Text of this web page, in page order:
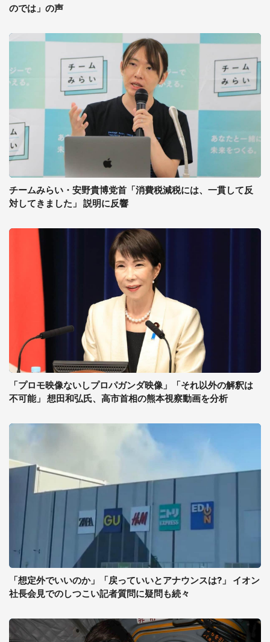
のでは」の声
チームみらい・安野貴博党首「消費税減税には、一貫して反
対してきました」 説明に反響
「プロモ映像ないしプロパガンダ映像」「それ以外の解釈は
不可能」 想田和弘氏、高市首相の熊本視察動画を分析
「想定外でいいのか」「戻っていいとアナウンスは?」 イオン
社長会見でのしつこい記者質問に疑問も続々